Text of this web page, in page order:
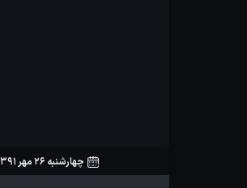
چهارشنبه 26 مهر 1391